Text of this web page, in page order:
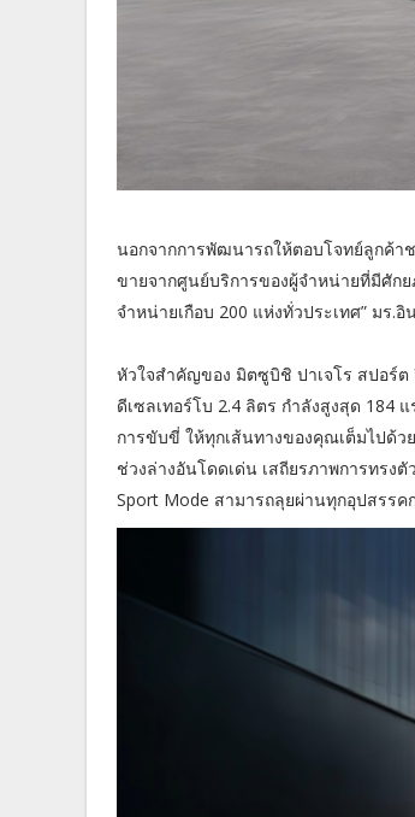
นอกจากการพัฒนารถให้ตอบโจทย์ลูกค้า
ขายจากศูนย์บริการของผู้จำหน่ายที่มีศัก
จำหน่ายเกือบ 200 แห่งทั่วประเทศ” มร.อิ
หัวใจสำคัญของ มิตซูบิชิ ปาเจโร สปอร์ต
ดีเซลเทอร์โบ 2.4 ลิตร กำลังสูงสุด 184
การขับขี่ ให้ทุกเส้นทางของคุณเต็มไปด้ว
ช่วงล่างอันโดดเด่น เสถียรภาพการทรง
Sport Mode สามารถลุยผ่านทุกอุปสรรค